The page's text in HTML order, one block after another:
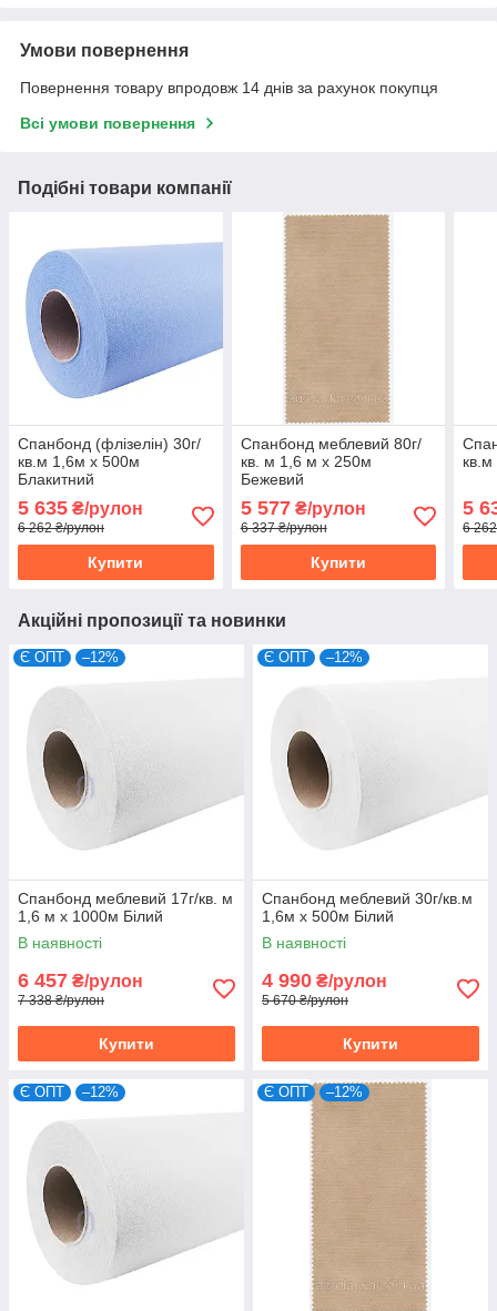
Умови повернення
Повернення товару впродовж 14 днів за рахунок покупця
Всі умови повернення
Подібні товари компанії
Спанбонд (флізелін) 30г/
кв.м 1,6м х 500м
Блакитний
5 635 ₴/рулон
6 262 ₴/рулон
Купити
Спанбонд меблевий 80г/
кв. м 1,6 м х 250м
Бежевий
5 577₴/рулон
6 337 ₴/рулон
Купити
5
6
Акційні пропозиції та новинки
Є ОПТ –12%
Спанбонд меблевий 17г/кв. м
1,6 м х 1000м Білий
В наявності
6 457 ₴/рулон
7 338 ₴/рулон
Купити
Є ОПТ –12%
Спанбонд меблевий 30г/кв.м
1,6м х 500м Білий
В наявності
4 990 ₴/рулон
5 670 ₴/рулон
Купити
Є ОПТ –12% Є ОПТ –12%